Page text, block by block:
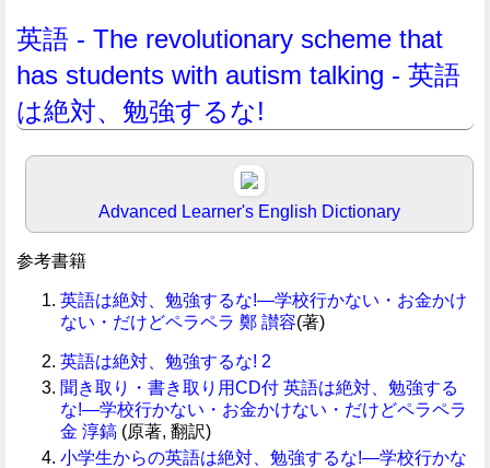
英語 - The revolutionary scheme that
has students with autism talking - 英語
は絶対、勉強するな!
Advanced Learner's English Dictionary
参考書籍
英語は絶対、勉強するな!―学校行かない・お金かけ
ない・だけどペラペラ 鄭 讃容(著)
英語は絶対、勉強するな! 2
聞き取り・書き取り用CD付 英語は絶対、勉強する
な!―学校行かない・お金かけない・だけどペラペラ
金 淳鎬 (原著, 翻訳)
小学生からの英語は絶対、勉強するな!―学校行かな